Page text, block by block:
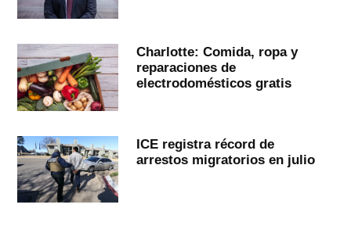
Charlotte: Comida, ropa y
reparaciones de
electrodomésticos gratis
ICE registra récord de
arrestos migratorios en julio